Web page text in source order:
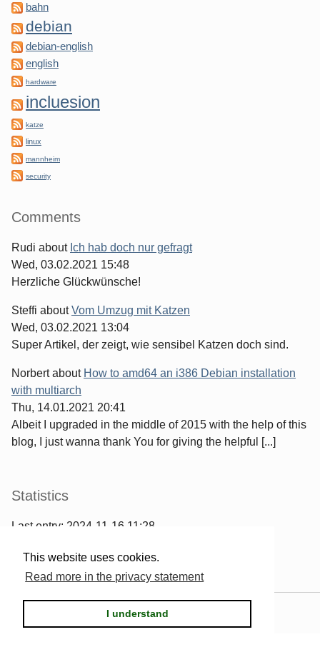
This website uses cookies.
Read more in the privacy statement
I understand
bahn
debian
debian-english
english
hardware
incluesion
katze
linux
mannheim
security
Comments
Rudi about Ich hab doch nur gefragt
Wed, 03.02.2021 15:48
Herzliche Glückwünsche!
Steffi aboutVom Umzug mit Katzen
Wed, 03.02.2021 13:04
Super Artikel, der zeigt, wie sensibel Katzen doch sind.
Norbertabout How to amd64 an i386 Debian installation
with multiarch
Thu, 14.01.2021 20:41
Albeit I upgraded in the middle of 2015 with the help of this
blog, I just wanna thank You for giving the helpful [...]
Statistics
Last entry: 2024-11-16 11:28
2567comments have been made
Serendipity & the theme.